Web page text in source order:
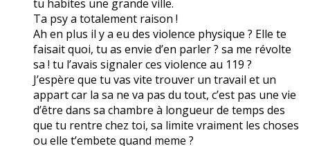
tu habites une grande ville.
Ta psy a totalement raison !
Ah en plus il y a eu des violence physique ? Elle te
faisait quoi, tu as envie d’en parler ? sa me révolte
sa ! tu l’avais signaler ces violence au 119 ?
J’espère que tu vas vite trouver un travail et un
appart car la sa ne va pas du tout, c’est pas une vie
d’être dans sa chambre à longueur de temps des
que tu rentre chez toi, sa limite vraiment les choses
ou elle t’embete quand meme ?